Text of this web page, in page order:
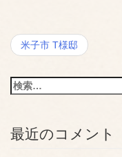
投
稿
ナ
ビ
ゲ
ー
米子市 T様邸
検
索:
最近のコメント